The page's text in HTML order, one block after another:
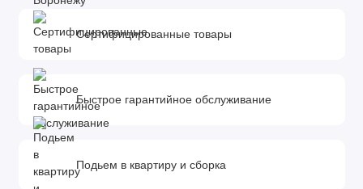
Сертифицированные товары
Быстрое гарантийное обслуживание
Подьем в квартиру и сборка